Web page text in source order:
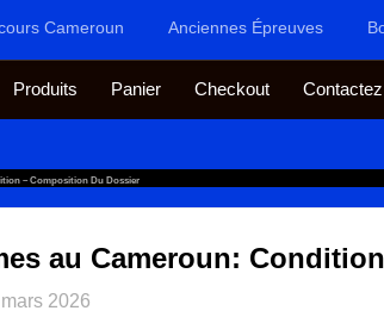
Cameroun Anciennes Épreuves
Produits Panier Checkout
– Composition Du Dossier
au Cameroun:
2026